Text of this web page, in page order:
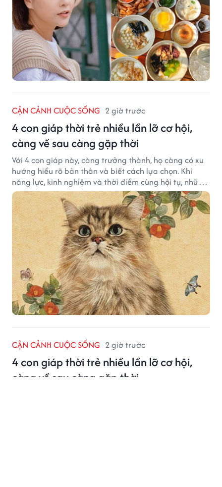
CẬN CẢNH CUỘC SỐNG 2 giờ trước
4 con giáp thời trẻ nhiều lần lỡ cơ hội,
càng về sau càng gặp thời
Với 4 con giáp này, càng trưởng thành, họ càng có xu
hướng hiểu rõ bản thân và biết cách lựa chọn. Khi
năng lực, kinh nghiệm và thời điểm cùng hội tụ, những
cơ hội từng tưởng đã vuột mất có thể được thay thế
bằng những cơ hội phù hợp hơn.
CẬN CẢNH CUỘC SỐNG 2 giờ trước
4 con giáp thời trẻ nhiều lần lỡ cơ hội,
càng về sau càng gặp thời